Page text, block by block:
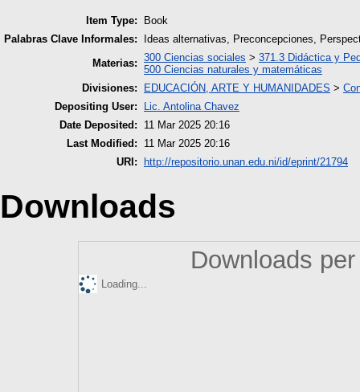
Item Type:
Book
Palabras Clave Informales:
Ideas alternativas, Preconcepciones,
Materias: 300 Ciencias sociales > 371.3 Didáctica y
500 Ciencias naturales y matemáticas
Divisiones:
EDUCACIÓN, ARTE Y HUMANIDADES >
Depositing User:
Lic. Antolina Chavez
Date Deposited:
11 Mar 2025 20:16
Last Modified:
11 Mar 2025 20:16
URI:
http://repositorio.unan.edu.ni/id/eprint/21794
Downloads
Downloads
Loading...